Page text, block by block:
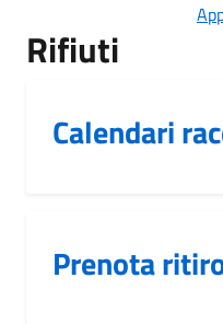
Rifiuti
Calendari
Prenota